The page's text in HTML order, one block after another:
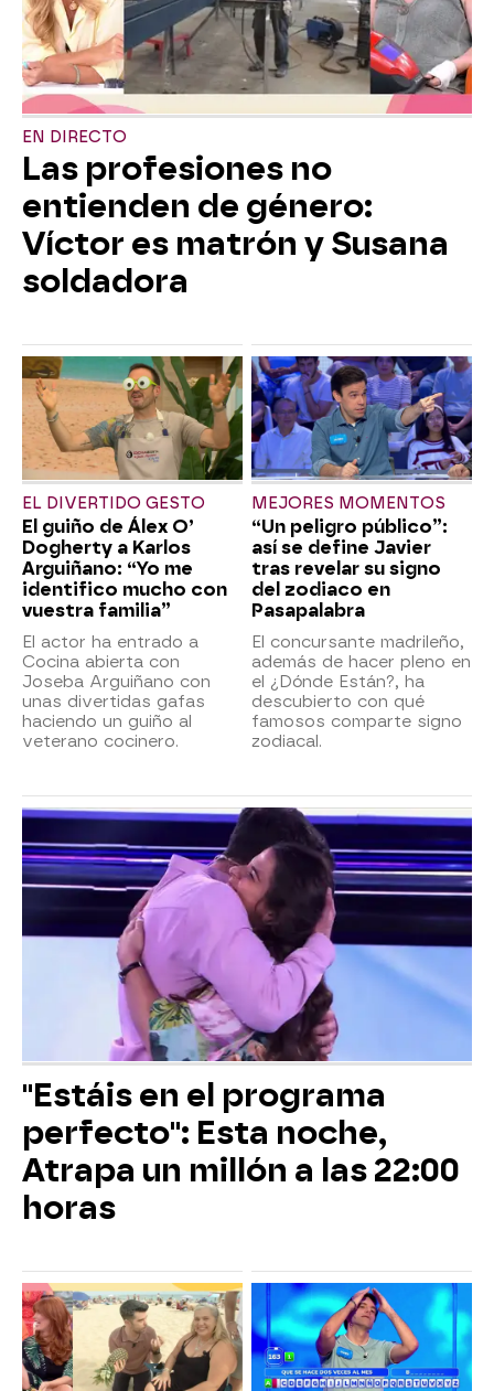
EN DIRECTO
Las profesiones no
entienden de género:
Víctor es matrón y Susana
soldadora
EL DIVERTIDO GESTO
El guiño de Álex O’
Dogherty a Karlos
Arguiñano: “Yo me
identifico mucho con
vuestra familia”
El actor ha entrado a
Cocina abierta con
Joseba Arguiñano con
unas divertidas gafas
haciendo un guiño al
veterano cocinero.
MEJORES MOMENTOS
“Un peligro público”:
así se define Javier
tras revelar su signo
del zodiaco en
Pasapalabra
El concursante madrileño,
además de hacer pleno en
el ¿Dónde Están?, ha
descubierto con qué
famosos comparte signo
zodiacal.
"Estáis en el programa
perfecto": Esta noche,
Atrapa un millón a las 22:00
horas